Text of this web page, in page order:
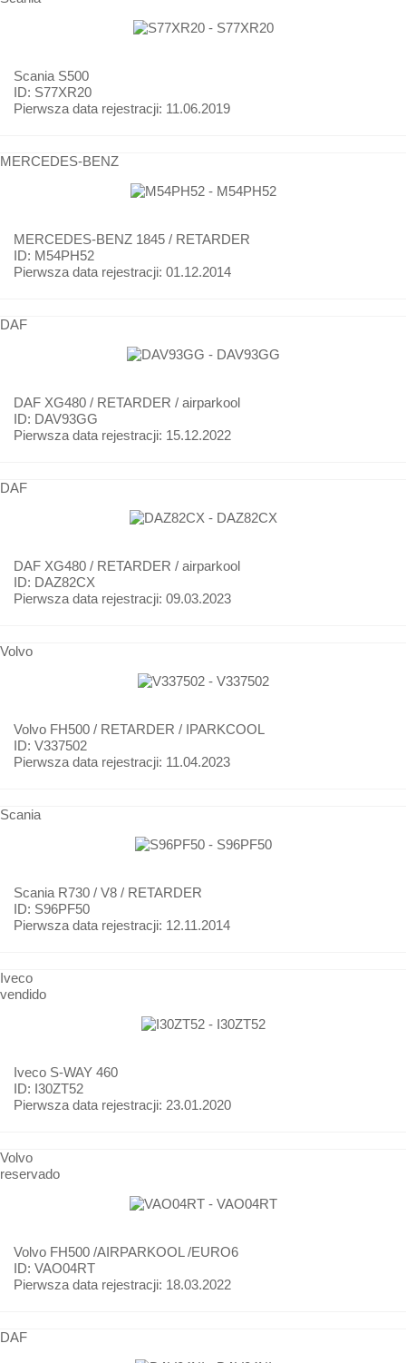
Scania S500
ID: S77XR20
Pierwsza data rejestracji: 11.06.2019
MERCEDES-BENZ
MERCEDES-BENZ 1845 / RETARDER
ID: M54PH52
Pierwsza data rejestracji: 01.12.2014
DAF
DAF XG480 / RETARDER / airparkool
ID: DAV93GG
Pierwsza data rejestracji: 15.12.2022
DAF
DAF XG480 / RETARDER / airparkool
ID: DAZ82CX
Pierwsza data rejestracji: 09.03.2023
Volvo
Volvo FH500 / RETARDER / IPARKCOOL
ID: V337502
Pierwsza data rejestracji: 11.04.2023
Scania
Scania R730 / V8 / RETARDER
ID: S96PF50
Pierwsza data rejestracji: 12.11.2014
Iveco
vendido
Iveco S-WAY 460
ID: I30ZT52
Pierwsza data rejestracji: 23.01.2020
Volvo
reservado
Volvo FH500 /AIRPARKOOL /EURO6
ID: VAO04RT
Pierwsza data rejestracji: 18.03.2022
DAF